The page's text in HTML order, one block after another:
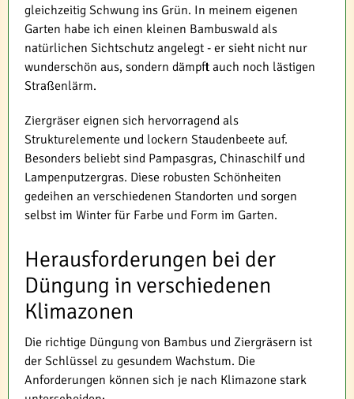
gleichzeitig Schwung ins Grün. In meinem eigenen
Garten habe ich einen kleinen Bambuswald als
natürlichen Sichtschutz angelegt - er sieht nicht nur
wunderschön aus, sondern dämpft auch noch lästigen
Straßenlärm.
Ziergräser eignen sich hervorragend als
Strukturelemente und lockern Staudenbeete auf.
Besonders beliebt sind Pampasgras, Chinaschilf und
Lampenputzergras. Diese robusten Schönheiten
gedeihen an verschiedenen Standorten und sorgen
selbst im Winter für Farbe und Form im Garten.
Herausforderungen bei der
Düngung in verschiedenen
Klimazonen
Die richtige Düngung von Bambus und Ziergräsern ist
der Schlüssel zu gesundem Wachstum. Die
Anforderungen können sich je nach Klimazone stark